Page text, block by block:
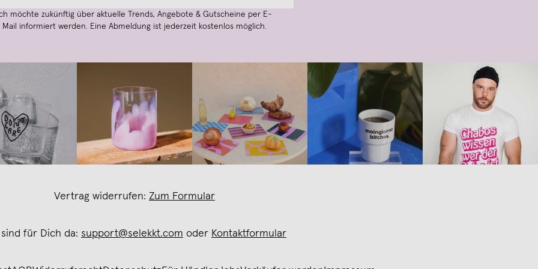
möchte zukünftig über aktuelle Trends, Angebote & Gutscheine per E-
Mail informiert werden. Eine Abmeldung ist jederzeit kostenlos möglich.
Vertrag widerrufen: Zum Formular
für Dich da: support@selekkt.com oder Kontaktformular